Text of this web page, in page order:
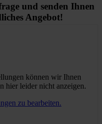
und senden Ihnen
Angebot!
können wir Ihnen
hier leider nicht anzeigen.
zu bearbeiten.